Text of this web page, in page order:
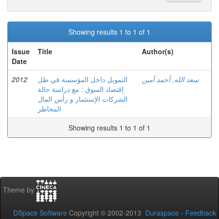
Showing results 1 to 1 of 1
Issue
Date
Title Author(s)
2012
التمويل داخل المؤسسة في ظل
إقتصاد السوق : مع دراسة حالة
الشركات الإستثمار و رأس المال
المخاطر
سعد الله, أحمد أمين
Showing results 1 to 1 of 1
Theme by
DSpace Software Copyright © 2002-2013 Duraspace - Feedback